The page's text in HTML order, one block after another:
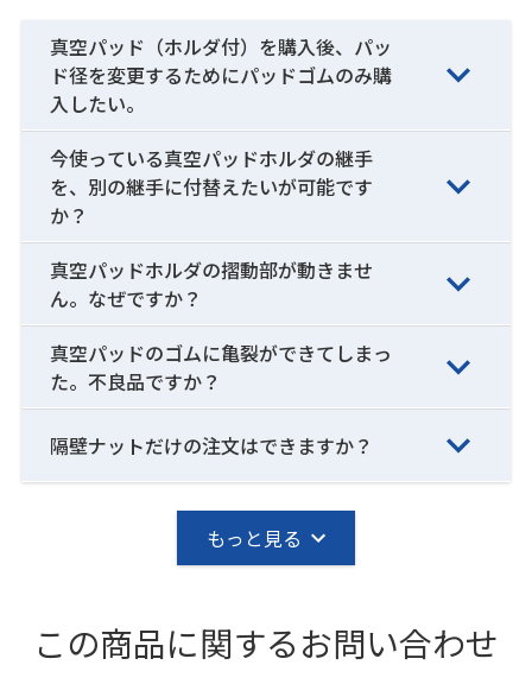
真空パッド（ホルダ付）を購入後、パッ
ド径を変更するためにパッドゴムのみ購
入したい。
今使っている真空パッドホルダの継手
を、別の継手に付替えたいが可能です
か？
真空パッドホルダの摺動部が動きませ
ん。なぜですか？
真空パッドのゴムに亀裂ができてしまっ
た。不良品ですか？
隔壁ナットだけの注文はできますか？
もっと見る
この商品に関するお問い合わせ